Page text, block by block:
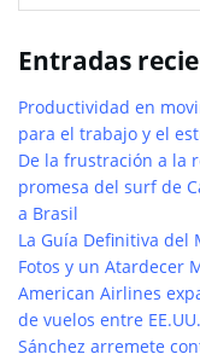
Entradas
Productividad en
para el trabajo y el
De la frustración a la
promesa del surf de
a Brasil
La Guía Definitiva del
Fotos y un Atardecer
American Airlines
de vuelos entre
Sánchez arremete